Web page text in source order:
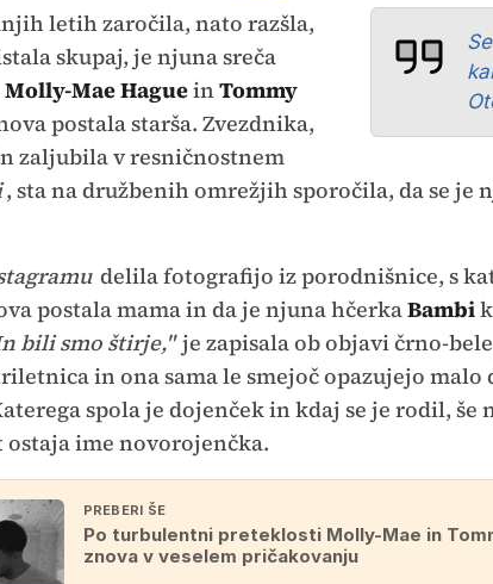
letih zaročila, nato razšla,
skupaj, je njuna sreča
Molly-Mae HagueinTommy
postala starša. Zvezdnika,
zaljubila v resničnostnem
, sta na družbenih omrežjih sporočila, da se
delila fotografijo iz porodnišnice, s
postala mama in da je njuna hčerkaBambi
bili smo štirje,"je zapisala ob objavi črno-
in ona sama le smejoč opazujejo malo
spola je dojenček in kdaj se je rodil, še
ime novorojenčka.
PREBERI ŠE
Po turbulentni preteklosti Molly-Mae in
znova v veselem pričakovanju